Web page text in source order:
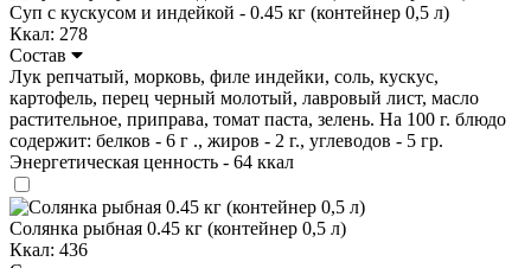
Суп с кускусом и индейкой - 0.45 кг (контейнер 0,5 л)
Ккал: 278
Состав
Лук репчатый, морковь, филе индейки, соль, кускус,
картофель, перец черный молотый, лавровый лист, масло
растительное, приправа, томат паста, зелень. На 100 г. блюдо
содержит: белков - 6 г ., жиров - 2 г., углеводов - 5 гр.
Энергетическая ценность - 64 ккал
Солянка рыбная 0.45 кг (контейнер 0,5 л)
Ккал: 436